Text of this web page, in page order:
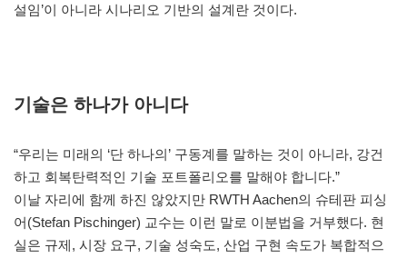
설임’이 아니라 시나리오 기반의 설계란 것이다.
기술은 하나가 아니다
“우리는 미래의 ‘단 하나의’ 구동계를 말하는 것이 아니라, 강건
하고 회복탄력적인 기술 포트폴리오를 말해야 합니다.”
이날 자리에 함께 하진 않았지만 RWTH Aachen의 슈테판 피싱
어(Stefan Pischinger) 교수는 이런 말로 이분법을 거부했다. 현
실은 규제, 시장 요구, 기술 성숙도, 산업 구현 속도가 복합적으